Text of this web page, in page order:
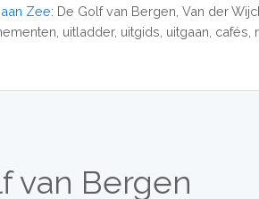
Zee: De Golf van Bergen, Van der
uitladder, uitgids, uitgaan, cafés,
van Bergen